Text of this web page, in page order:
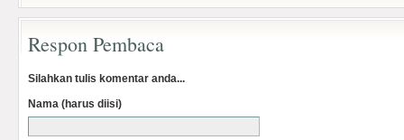
Respon Pembaca
Silahkan tulis komentar anda...
Nama (harus diisi)